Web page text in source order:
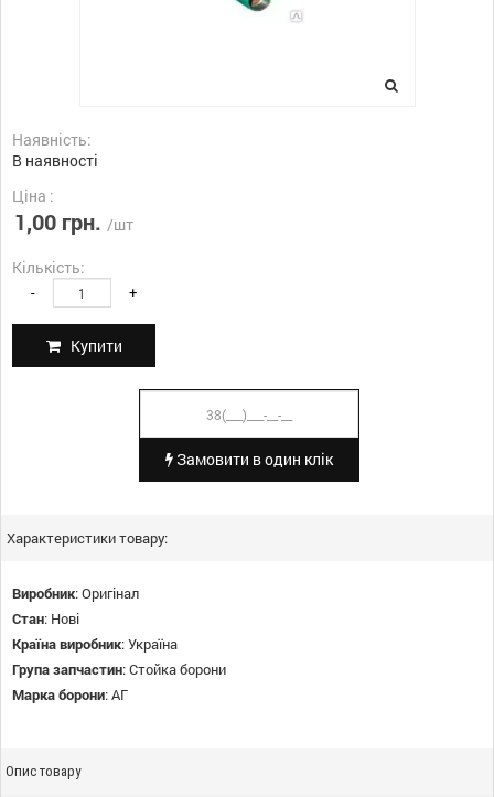
Наявність:
В наявності
Ціна :
1,00 грн. /шт
Кількість:
- +
Купити
Замовити в один клік
Характеристики товару:
Виробник:Оригінал
Стан: Нові
Країна виробник:Україна
Група запчастин:Стойка борони
Марка борони:АГ
Опис товару